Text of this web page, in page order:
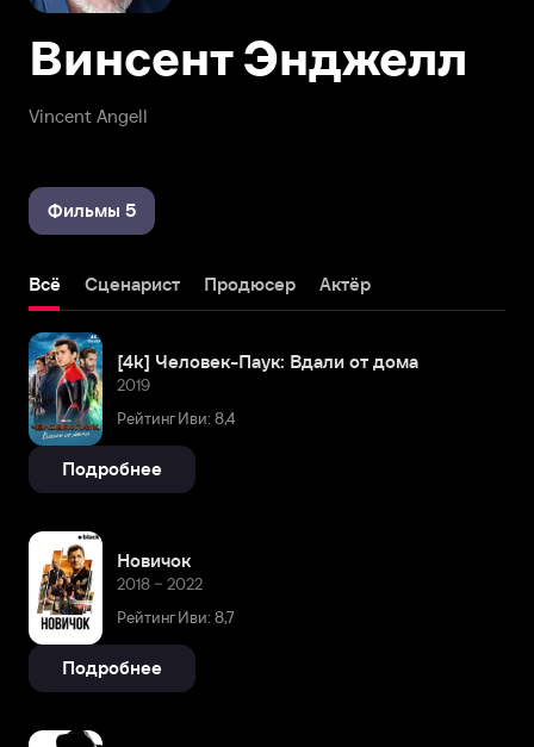
Vincent Angell
Винсент Энджелл
Фильмы 5
Всё Сценарист Продюсер Актёр
[4k] Человек-Паук: Вдали от дома
2019
Рейтинг Иви: 8,4
Подробнее
Новичок
2018 – 2022
Рейтинг Иви: 8,7
Подробнее